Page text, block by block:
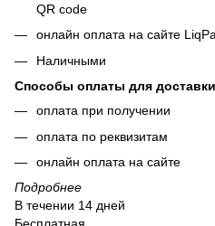
QR code
онлайн оплата на сайте
Наличными
Способы оплаты для
оплата при получении
оплата по реквизитам
онлайн оплата на сайте
Подробнее
В течении 14 дней